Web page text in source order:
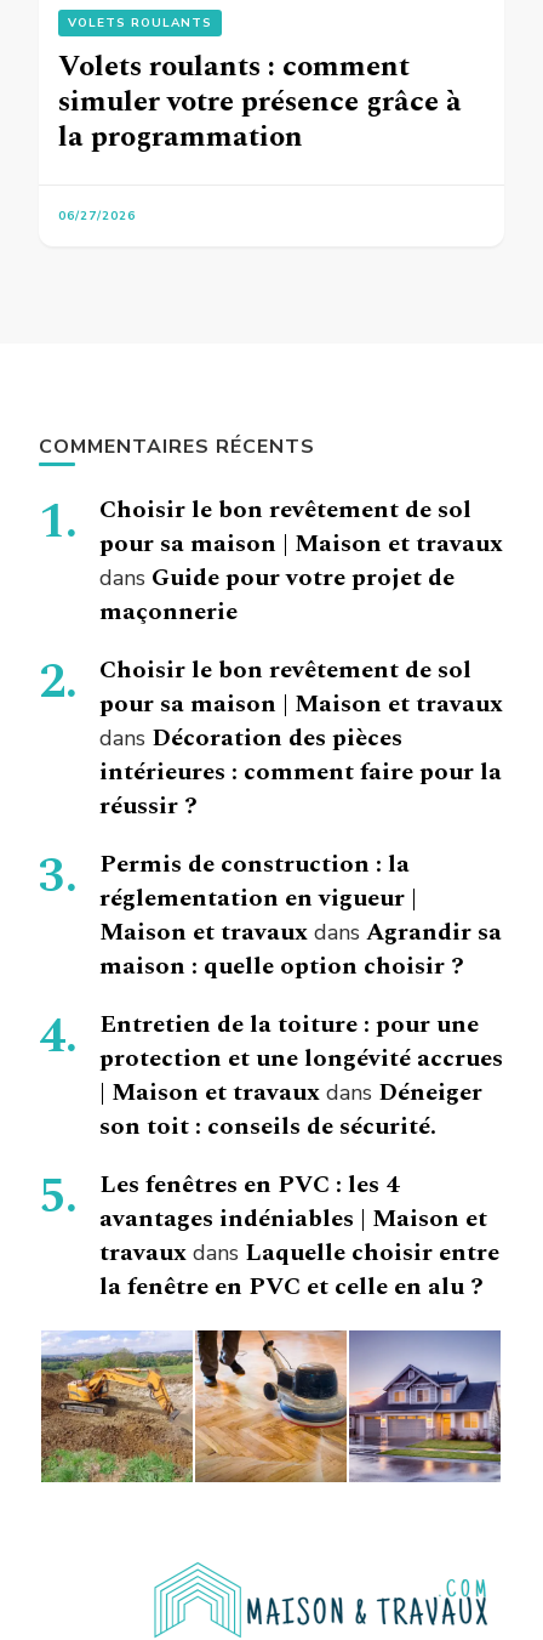
VOLETS ROULANTS
Volets roulants : comment
simuler votre présence grâce à
la programmation
06/27/2026
COMMENTAIRES RÉCENTS
Choisir le bon revêtement de sol
pour sa maison | Maison et travaux
dans Guide pour votre projet de
maçonnerie
Choisir le bon revêtement de sol
pour sa maison | Maison et travaux
dans Décoration des pièces
intérieures : comment faire pour la
réussir ?
Permis de construction : la
réglementation en vigueur |
Maison et travaux dans Agrandir sa
maison : quelle option choisir ?
Entretien de la toiture : pour une
protection et une longévité accrues
| Maison et travaux dans Déneiger
son toit : conseils de sécurité.
Les fenêtres en PVC : les 4
avantages indéniables | Maison et
travaux dans Laquelle choisir entre
la fenêtre en PVC et celle en alu ?